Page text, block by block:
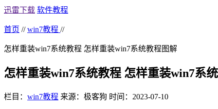
迅雷下载 软件教程
首页 // win7教程 //
怎样重装win7系统教程 怎样重装win7系统教程图解
怎样重装win7系统教程 怎样重装win7系
栏目： win7教程 来源：极客狗 时间：2023-07-10